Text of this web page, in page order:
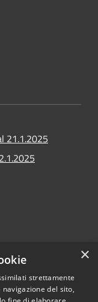
21.1.2025
×
strettamente
del sito,